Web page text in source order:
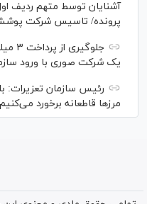
آشنایان توسط متهم ردیف
پرونده/ تاسیس شرکت
یک شرکت صوری با ورود
رئیس سازمان تعزیرات: با
مرز‌ها قاطعانه برخورد می‌کنیم